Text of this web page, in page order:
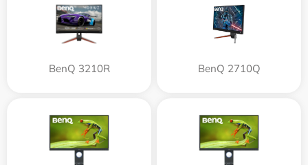
BenQ 3210R BenQ 2710Q